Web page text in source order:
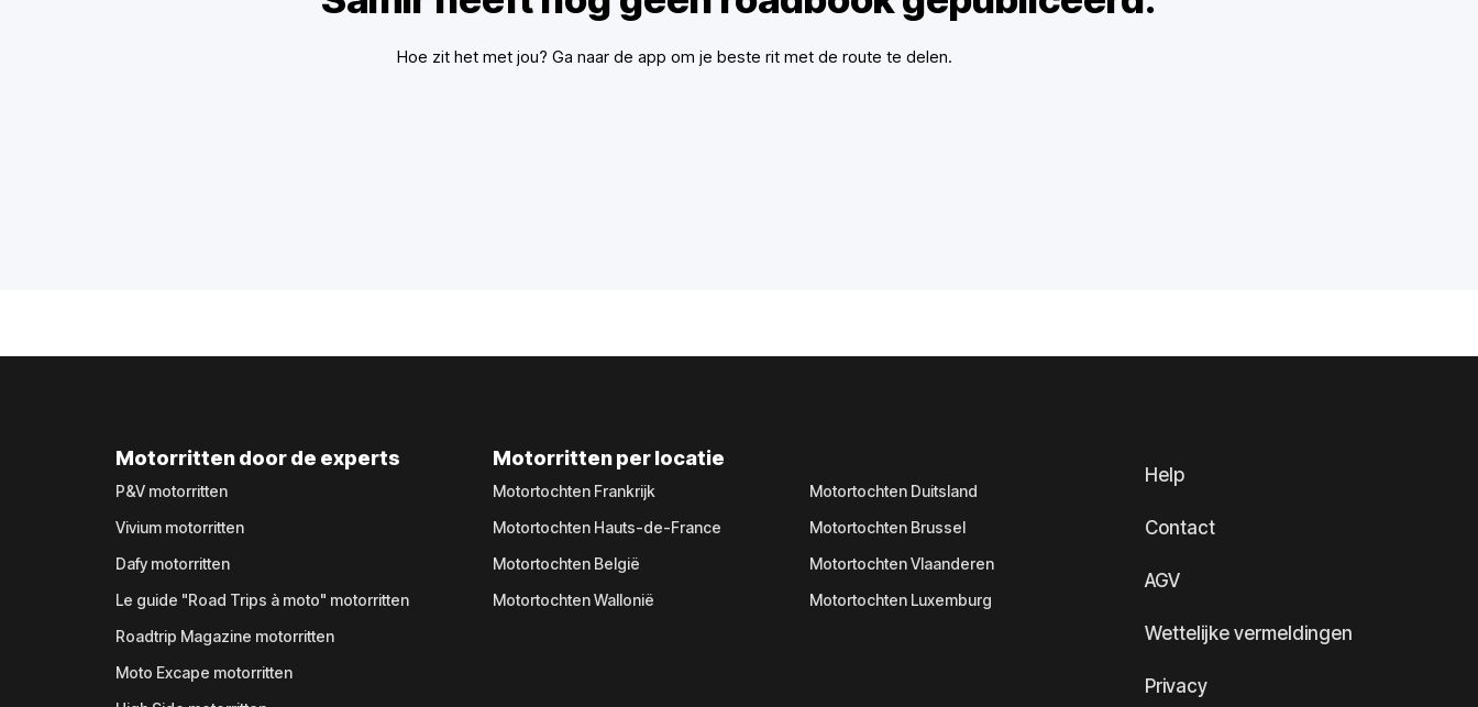
Hoe zit het met jou? Ga naar de app om je beste rit met de route te delen.
Motorritten door de experts
P&V motorritten
Vivium motorritten
Dafy motorritten
Le guide "Road Trips à moto" motorritten
Roadtrip Magazine motorritten
Moto Excape motorritten
Motorritten per locatie
Motortochten Frankrijk
Motortochten Hauts-de-France
Motortochten België
Motortochten Wallonië
Motortochten Duitsland
Motortochten Brussel
Motortochten Vlaanderen
Motortochten Luxemburg
Help
Contact
AGV
Wettelijke vermeldingen
Privacy